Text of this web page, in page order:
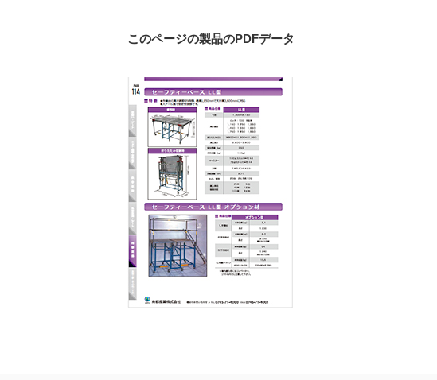
このページの製品のPDFデータ